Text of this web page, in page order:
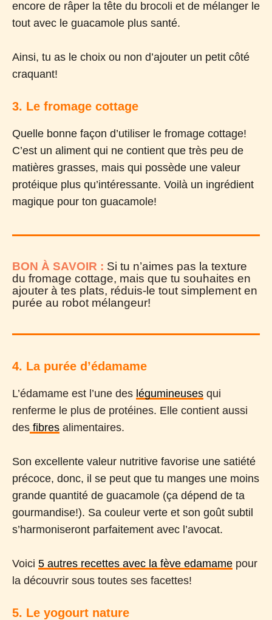
encore de râper la tête du brocoli et de mélanger le
tout avec le guacamole plus santé.
Ainsi, tu as le choix ou non d’ajouter un petit côté
craquant!
3. Le fromage cottage
Quelle bonne façon d’utiliser le fromage cottage!
C’est un aliment qui ne contient que très peu de
matières grasses, mais qui possède une valeur
protéique plus qu’intéressante. Voilà un ingrédient
magique pour ton guacamole!
BON À SAVOIR : Si tu n’aimes pas la texture
du fromage cottage, mais que tu souhaites en
ajouter à tes plats, réduis-le tout simplement en
purée au robot mélangeur!
4. La purée d’édamame
L’édamame est l’une des légumineuses qui
renferme le plus de protéines. Elle contient aussi
des fibres alimentaires.
Son excellente valeur nutritive favorise une satiété
précoce, donc, il se peut que tu manges une moins
grande quantité de guacamole (ça dépend de ta
gourmandise!). Sa couleur verte et son goût subtil
s’harmoniseront parfaitement avec l’avocat.
Voici 5 autres recettes avec la fève edamame pour
la découvrir sous toutes ses facettes!
5. Le yogourt nature